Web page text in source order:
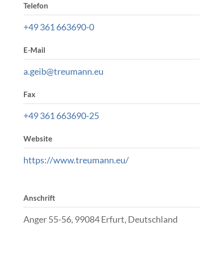
Telefon
+49 361 663690-0
E-Mail
a.geib@treumann.eu
Fax
+49 361 663690-25
Website
https://www.treumann.eu/
Anschrift
Anger 55-56, 99084 Erfurt, Deutschland